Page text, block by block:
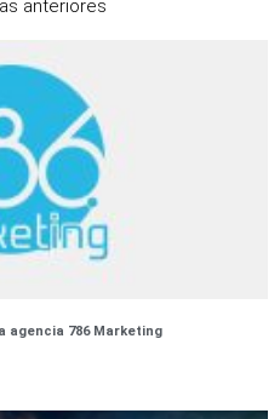
anteriores
agencia 786 Marketing